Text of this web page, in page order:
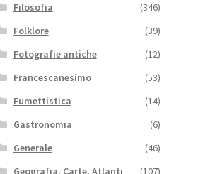
Filosofia
(346)
Folklore
(39)
Fotografie antiche
(12)
Francescanesimo
(53)
Fumettistica
(14)
Gastronomia
(6)
Generale
(46)
Geografia, Carte, Atlanti
(107)